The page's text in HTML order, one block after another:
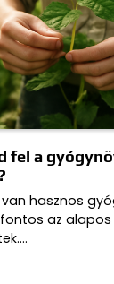
fel a
hasznos
az